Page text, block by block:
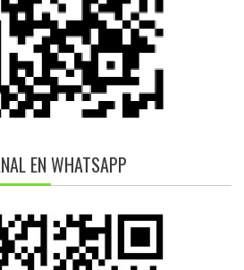
EN WHATSAPP